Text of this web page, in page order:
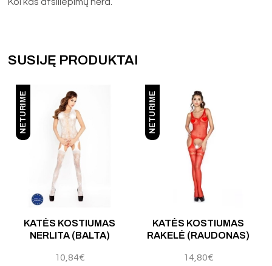
SUSIJĘ PRODUKTAI
NETURIME
KATĖS KOSTIUMAS
NERLITA (BALTA)
10,84€
NETURIME
KATĖS KOSTIUMAS
RAKELĖ (RAUDONAS)
14,80€